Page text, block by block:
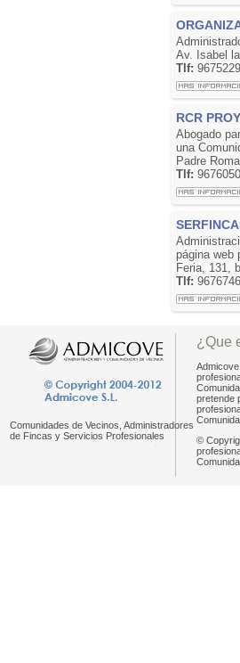
Av. Isabel
Tlf:
RCR
Abogado
una
Padre
Tlf:
página web
Feria, 131,
Tlf:
Comunidades de Vecinos, Administradores
de Fincas y Servicios Profesionales
¿Que
pretende
©